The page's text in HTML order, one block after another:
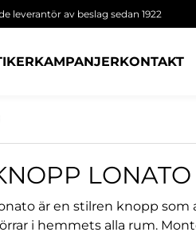
leverantör av beslag sedan 1922
KAMPANJERKONTAKT
är en stilren knopp
i hemmets alla rum.